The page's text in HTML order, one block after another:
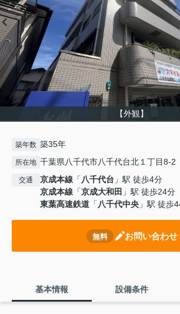
【外観】
築年数 築35年
所在地 千葉県八千代市八千代台北１丁目8-2
交通 京成本線 「八千代台 」駅 徒歩4分
京成本線 「京成大和田 」駅 徒歩24分
東葉高速鉄道 「八千代中央 」駅 徒歩
無料 お問い合わせ
基本情報 設備条件